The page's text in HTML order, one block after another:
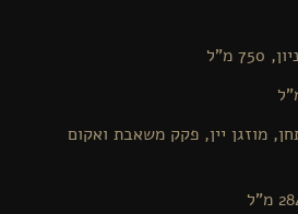
מ"ל
מוזגן יין, פקק משאבת ואקום